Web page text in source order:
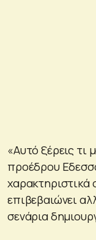
«Αυτό ξέρεις τι
προέδρου
επιβεβαιώνει
σενάρια